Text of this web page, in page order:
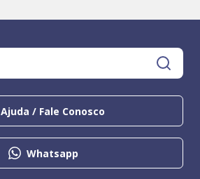
Ajuda / Fale Conosco
Whatsapp